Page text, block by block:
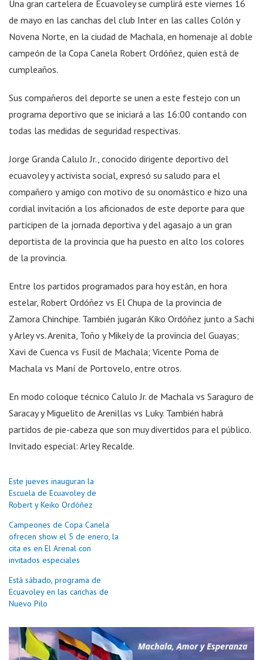
Una gran cartelera de Ecuavoley se cumplirá este viernes 16
de mayo en las canchas del club Inter en las calles Colón y
Novena Norte, en la ciudad de Machala, en homenaje al doble
campeón de la Copa Canela Robert Ordóñez, quien está de
cumpleaños.
Sus compañeros del deporte se unen a este festejo con un
programa deportivo que se iniciará a las 16:00 contando con
todas las medidas de seguridad respectivas.
Jorge Granda Calulo Jr., conocido dirigente deportivo del
ecuavoley y activista social, expresó su saludo para el
compañero y amigo con motivo de su onomástico e hizo una
cordial invitación a los aficionados de este deporte para que
participen de la jornada deportiva y del agasajo a un gran
deportista de la provincia que ha puesto en alto los colores
de la provincia.
Entre los partidos programados para hoy están, en hora
estelar, Robert Ordóñez vs El Chupa de la provincia de
Zamora Chinchipe. También jugarán Kiko Ordóñez junto a Sachi
y Arley vs. Arenita, Toño y Mikely de la provincia del Guayas;
Xavi de Cuenca vs Fusil de Machala; Vicente Poma de
Machala vs Maní de Portovelo, entre otros.
En modo coloque técnico Calulo Jr. de Machala vs Saraguro de
Saracay y Miguelito de Arenillas vs Luky. También habrá
partidos de pie-cabeza que son muy divertidos para el público.
Invitado especial: Arley Recalde.
Este jueves inauguran la
Escuela de Ecuavoley de
Robert y Keiko Ordóñez
Campeones de Copa Canela
ofrecen show el 5 de enero, la
cita es en El Arenal con
invitados especiales
Está sábado, programa de
Ecuavoley en las canchas de
Nuevo Pilo